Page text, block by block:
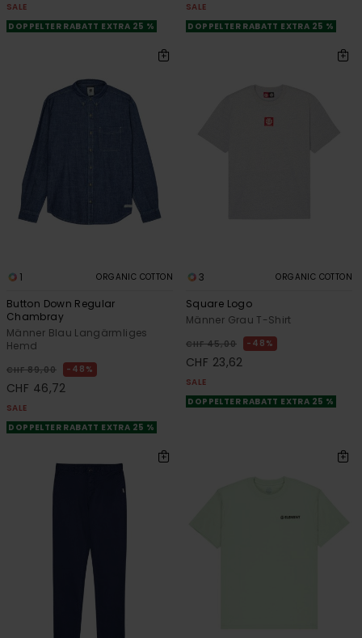
SALE
DOPPELTER RABATT EXTRA 25 %
SALE
DOPPELTER RABATT EXTRA 25 %
1 ORGANIC COTTON
Button Down Regular
Chambray
Männer Blau Langärmliges
Hemd
CHF 89,00 48%
CHF 46,72
SALE
DOPPELTER RABATT EXTRA 25 %
3 ORGANIC COTTON
Square Logo
Männer Grau T-Shirt
CHF 45,00 48%
CHF 23,62
SALE
DOPPELTER RABATT EXTRA 25 %